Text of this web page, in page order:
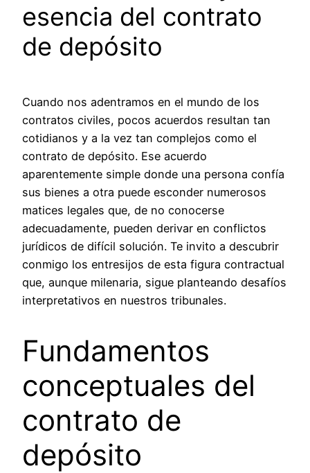
esencia del contrato
de depósito
Cuando nos adentramos en el mundo de los
contratos civiles, pocos acuerdos resultan tan
cotidianos y a la vez tan complejos como el
contrato de depósito. Ese acuerdo
aparentemente simple donde una persona confía
sus bienes a otra puede esconder numerosos
matices legales que, de no conocerse
adecuadamente, pueden derivar en conflictos
jurídicos de difícil solución. Te invito a descubrir
conmigo los entresijos de esta figura contractual
que, aunque milenaria, sigue planteando desafíos
interpretativos en nuestros tribunales.
Fundamentos
conceptuales del
contrato de
depósito